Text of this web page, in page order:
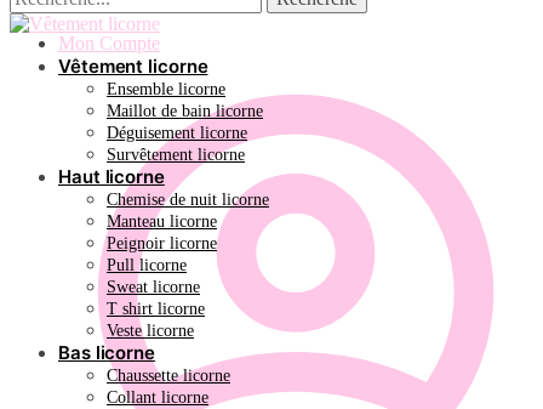
pour :
Mon Compte
pour :
Vêtement licorne
Ensemble licorne
Maillot de bain licorne
Déguisement licorne
Survêtement licorne
Haut licorne
Chemise de nuit licorne
Manteau licorne
Peignoir licorne
Pull licorne
Sweat licorne
T shirt licorne
Veste licorne
Bas licorne
Chaussette licorne
Collant licorne